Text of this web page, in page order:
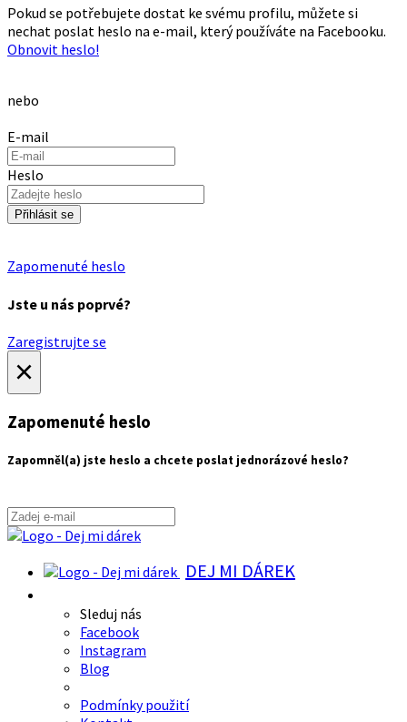
Pokud se potřebujete dostat ke svému profilu, můžete si
nechat poslat heslo na e-mail, který používáte na Facebooku.
Obnovit heslo!
nebo
E-mail
Heslo
Přihlásit se
Zapomenuté heslo
Jste u nás poprvé?
Zaregistrujte se
×
Zapomenuté heslo
Zapomněl(a) jste heslo a chcete poslat jednorázové heslo?
DEJ MI DÁREK
Sleduj nás
Facebook
Instagram
Blog
Podmínky použití